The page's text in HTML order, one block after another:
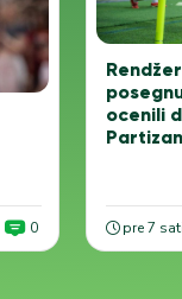
0
ocenili
pre 7 sati